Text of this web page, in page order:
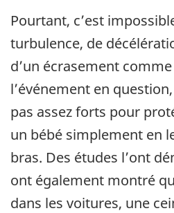
Pourtant, c’est
turbulence, de
d’un écrasement
l’événement en
pas assez forts pour
un bébé simplement en
bras. Des études l’ont
ont également montré
dans les voitures, une